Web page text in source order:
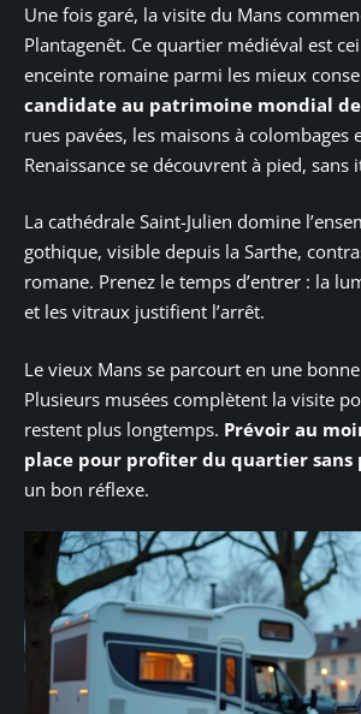
Une fois garé, la visite du Mans
Plantagenêt. Ce quartier médiéval est
enceinte romaine parmi les mieux
candidate au patrimoine mondial de
rues pavées, les maisons à colombages
Renaissance se découvrent à pied,
La cathédrale Saint-Julien domine
gothique, visible depuis la Sarthe,
romane. Prenez le temps d’entrer : la
et les vitraux justifient l’arrêt.
Le vieux Mans se parcourt en une
Plusieurs musées complètent la visite
restent plus longtemps. Prévoir au
place pour profiter du quartier
un bon réflexe.